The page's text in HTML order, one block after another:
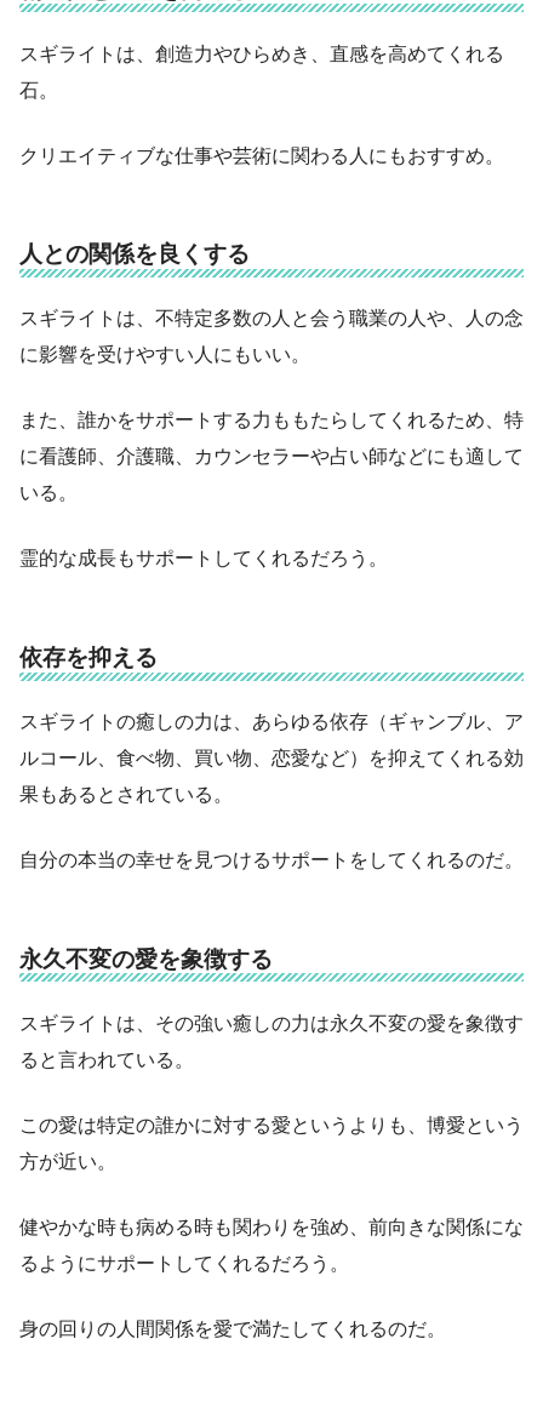
スギライトは、創造力やひらめき、直感を高めてくれる
石。
クリエイティブな仕事や芸術に関わる人にもおすすめ。
人との関係を良くする
スギライトは、不特定多数の人と会う職業の人や、人の念
に影響を受けやすい人にもいい。
また、誰かをサポートする力ももたらしてくれるため、特
に看護師、介護職、カウンセラーや占い師などにも適して
いる。
霊的な成長もサポートしてくれるだろう。
依存を抑える
スギライトの癒しの力は、あらゆる依存（ギャンブル、ア
ルコール、食べ物、買い物、恋愛など）を抑えてくれる効
果もあるとされている。
自分の本当の幸せを見つけるサポートをしてくれるのだ。
永久不変の愛を象徴する
スギライトは、その強い癒しの力は永久不変の愛を象徴す
ると言われている。
この愛は特定の誰かに対する愛というよりも、博愛という
方が近い。
健やかな時も病める時も関わりを強め、前向きな関係にな
るようにサポートしてくれるだろう。
身の回りの人間関係を愛で満たしてくれるのだ。